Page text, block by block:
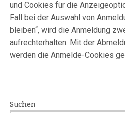
und Cookies für die
Fall bei der Auswahl von
bleiben“, wird die Anmeldung
aufrechterhalten. Mit der
werden die Anmelde-Cookies
Suchen